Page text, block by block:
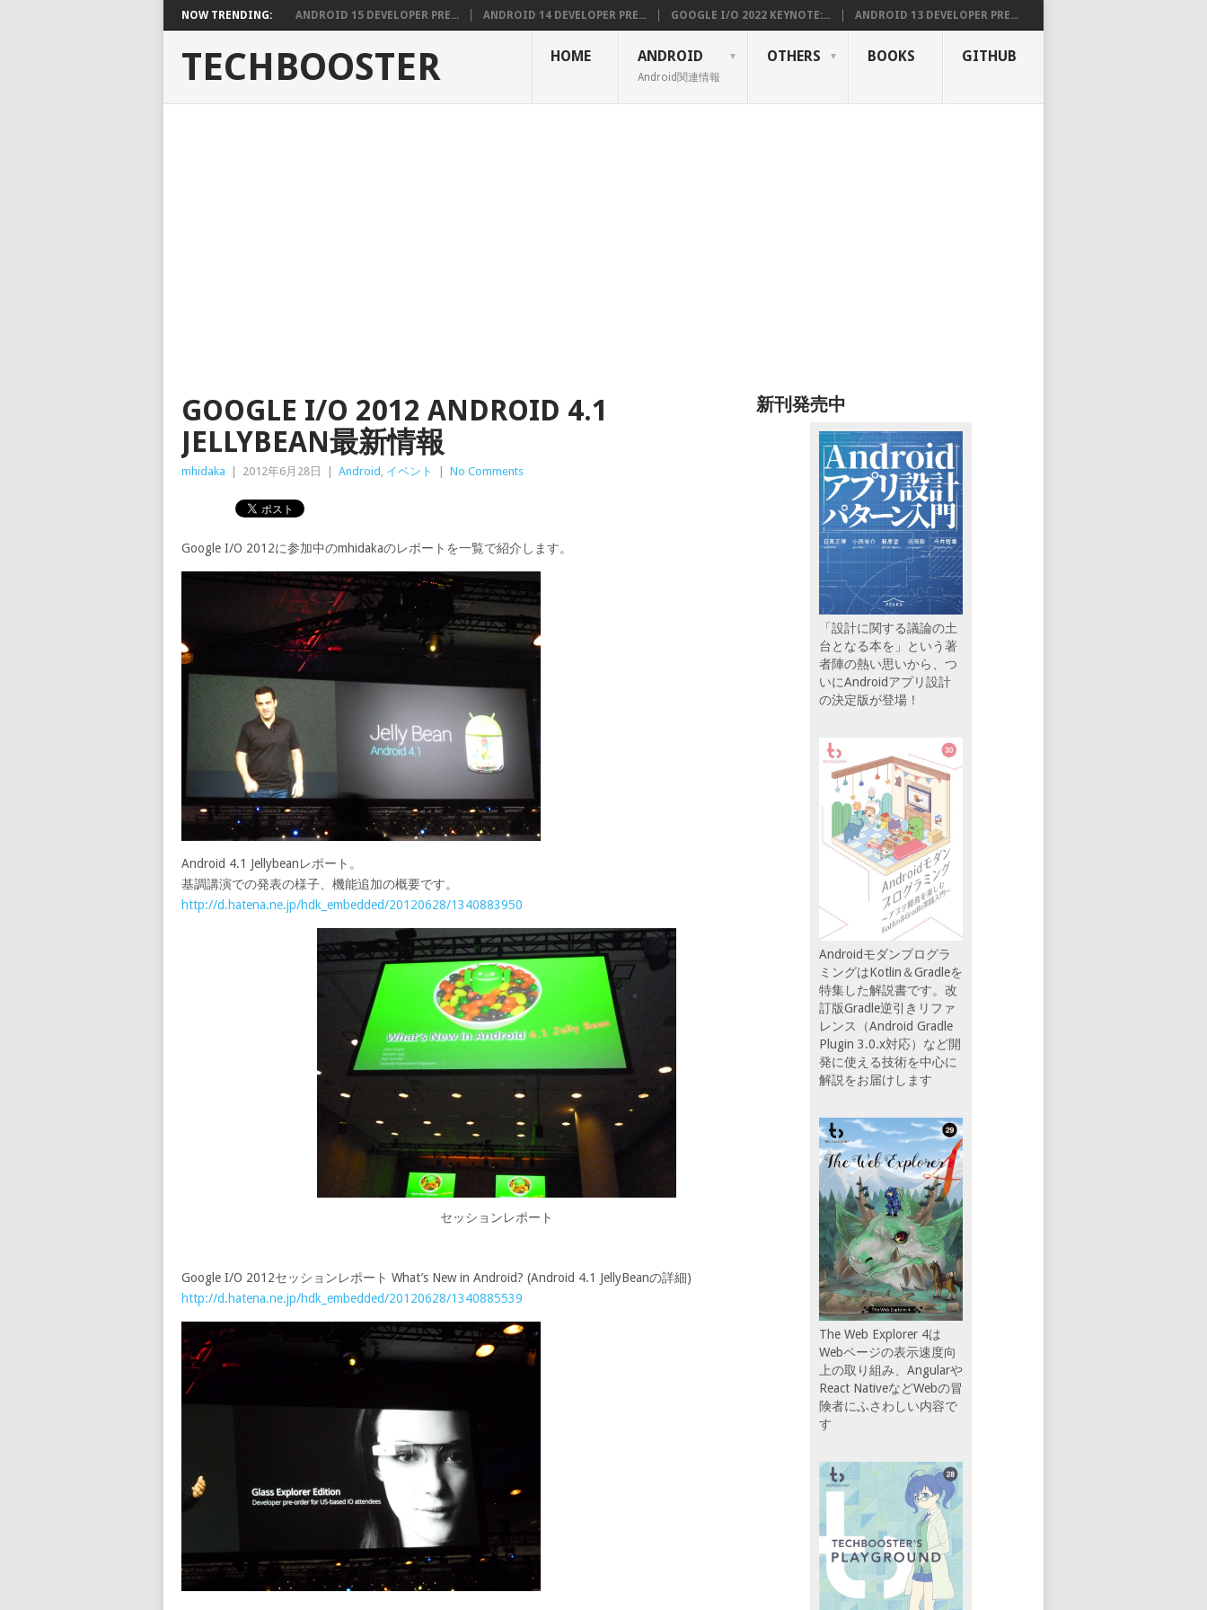
NOW TRENDING: ANDROID 15 DEVELOPER PRE... ANDROID 14 DEVELOPER PRE... GOOGLE I/O 2022 KEYNOTE:... ANDROID 13 DEVELOPER PRE...
TECHBOOSTER HOME ANDROID
Android関連情報
OTHERS BOOKS GITHUB
GOOGLE I/O 2012 ANDROID 4.1
JELLYBEAN最新情報
mhidaka 2012年6月28日 Android , イベント No Comments
Google I/O 2012に参加中のmhidakaのレポートを一覧で紹介します。
Android 4.1 Jellybeanレポート。
基調講演での発表の様子、機能追加の概要です。
http://d.hatena.ne.jp/hdk_embedded/20120628/1340883950
セッションレポート
Google I/O 2012セッションレポート What’s New in Android? (Android 4.1 JellyBeanの詳細)
http://d.hatena.ne.jp/hdk_embedded/20120628/1340885539
新刊発売中
「設計に関する議論の土
台となる本を」という著
者陣の熱い思いから、つ
いにAndroidアプリ設計
の決定版が登場！
Androidモダンプログラ
ミングはKotlin＆Gradleを
特集した解説書です。改
訂版Gradle逆引きリファ
レンス（Android Gradle
Plugin 3.0.x対応）など開
発に使える技術を中心に
解説をお届けします
The Web Explorer 4は
Webページの表示速度向
上の取り組み、Angularや
React NativeなどWebの冒
険者にふさわしい内容で
す